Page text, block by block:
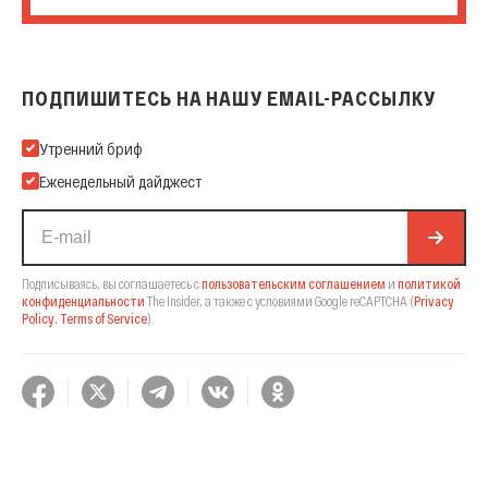
ПОДПИШИТЕСЬ НА НАШУ EMAIL-РАССЫЛКУ
Подпишитесь на нашу Email-рассылку
Утренний бриф
Еженедельный дайджест
Подписываясь, вы соглашаетесь спользовательским соглашением и политикой
конфиденциальности The Insider, а также с условиями Google reCAPTCHA (Privacy
Policy, Terms of Service).